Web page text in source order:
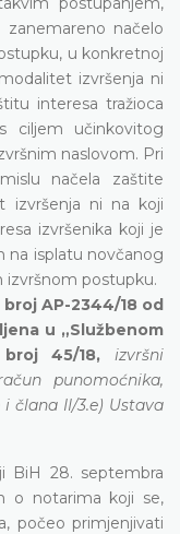
načelo
u konkretnoj
izvršenja ni
interesa tražioca
ciljem učinkovitog
naslovom. Pri
načela zaštite
izvršenja ni na koji
izvršenika koji je
na isplatu novčanog
izvršnom postupku.
AP-2344/18 od
u „Službenom
45/18, izvršni
punomoćnika,
člana II/3.e) Ustava
BiH 28. septembra
o notarima koji se,
počeo primjenjivati